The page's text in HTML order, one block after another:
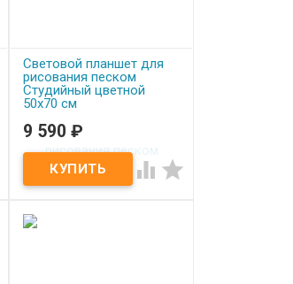
Световой планшет для
рисования песком
Студийный цветной
50х70 см
Под заказ
Световой планшет для
рисования песком
Студийный цветной 50х70
см
9 590₽
 